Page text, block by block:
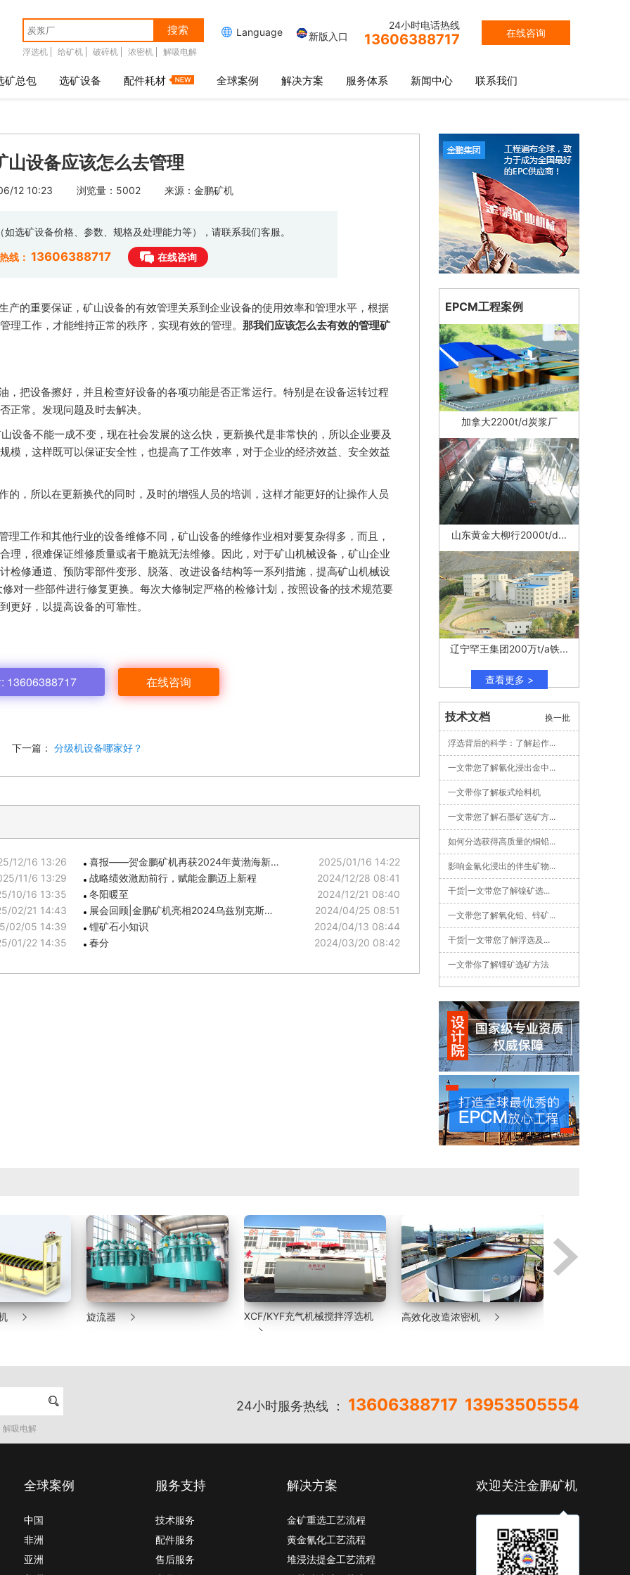
搜索
浮选机 给矿机 破碎机 浓密机 解吸电解
在线咨询
24小时电话热线
13606388717
 Language 新版入口
矿总包 选矿设备 配件耗材 全球案例 解决方案 服务体系 新闻中心 联系我们
山设备应该怎么去管理
12 10:23 浏览量：5002 来源：金鹏矿机
选矿设备价格、参数、规格及处理能力等），请联系我们客服。
线： 13606388717 在线咨询
产的重要保证，矿山设备的有效管理关系到企业设备的使用效率和管理水平，根据
工作，才能维持正常的秩序，实现有效的管理。 那我们应该怎么去有效的管理矿
，把设备擦好，并且检查好设备的各项功能是否正常运行。特别是在设备运转过程
正常。发现问题及时去解决。
设备不能一成不变，现在社会发展的这么快，更新换代是非常快的，所以企业要及
模，这样既可以保证安全性，也提高了工作效率，对于企业的经济效益、安全效益
的，所以在更新换代的同时，及时的增强人员的培训，这样才能更好的让操作人员
工作和其他行业的设备维修不同，矿山设备的维修作业相对要复杂得多，而且，
理，很难保证维修质量或者干脆就无法维修。因此，对于矿山机械设备，矿山企业
检修通道、预防零部件变形、脱落、改进设备结构等一系列措施，提高矿山机械设
对一些部件进行修复更换。每次大修制定严格的检修计划，按照设备的技术规范要
更好，以提高设备的可靠性。
13606388717 在线咨询
下一篇： 分级机设备哪家好？
12/16 13:26
11/6 13:29
10/16 13:35
02/21 14:43
02/05 14:39
01/22 14:35
喜报——贺金鹏矿机再获2024年黄渤海新…
2025/01/16 14:22
战略绩效激励前行，赋能金鹏迈上新程
2024/12/28 08:41
冬阳暖至
2024/12/21 08:40
展会回顾|金鹏矿机亮相2024乌兹别克斯…
2024/04/25 08:51
锂矿石小知识
2024/04/13 08:44
春分
2024/03/20 08:42
EPCM工程案例
加拿大2200t/d炭浆厂
山东黄金大柳行2000t/d...
辽宁罕王集团200万t/a铁...
查看更多 >
技术文档
浮选背后的科学：了解起作...
一文带您了解氰化浸出金中...
一文带你了解板式给料机
一文带您了解石墨矿选矿方...
如何分选获得高质量的铜铅...
影响金氰化浸出的伴生矿物...
干货|一文带您了解镍矿选...
一文带您了解氧化铅、锌矿...
干货|一文带您了解浮选及...
一文带你了解锂矿选矿方法
换一批
XCF/KYF充气机械搅拌浮选机 高效化改造浓密机  湿式格子型球磨机 
 24小时服务热线 ： 13606388717 13953505554
解吸电解
全球案例
中国
非洲
亚洲
服务支持
技术服务
配件服务
售后服务
解决方案
金矿重选工艺流程
黄金氰化工艺流程
堆浸法提金工艺流程
欢迎关注金鹏矿机